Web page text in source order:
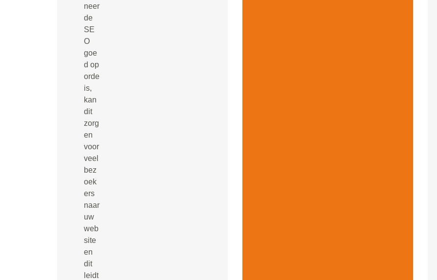
neer
de
SE
O
goe
d op
orde
is,
kan
dit
zorg
en
voor
veel
bez
oek
ers
naar
uw
web
site
en
dit
leidt